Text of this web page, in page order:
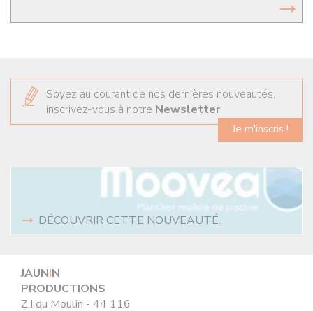
Soyez au courant de nos dernières nouveautés,
inscrivez-vous à notre Newsletter
Je m'inscris !
DÉCOUVRIR CETTE NOUVEAUTÉ.
JAUNIN
PRODUCTIONS
Z.I du Moulin - 44 116